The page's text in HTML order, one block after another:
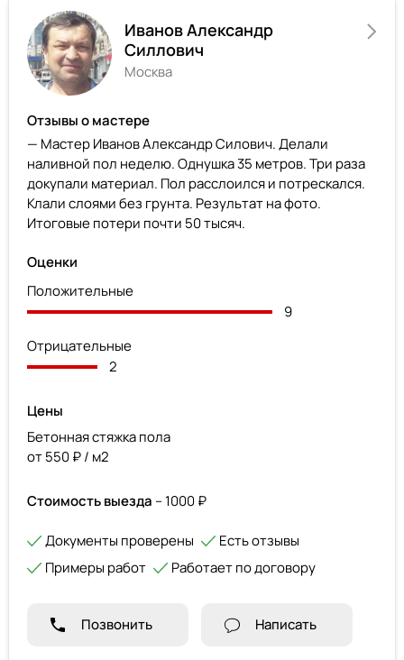
Иванов Александр
Силлович
Москва
Отзывы о мастере
— Мастер Иванов Александр Силович. Делали
наливной пол неделю. Однушка 35 метров. Три раза
докупали материал. Пол расслоился и потрескался.
Клали слоями без грунта. Результат на фото.
Итоговые потери почти 50 тысяч.
Оценки
Положительные
9
Отрицательные
2
Цены
Бетонная стяжка пола
от 550 ₽ / м2
Стоимость выезда – 1000 ₽
Документы проверены
Есть отзывы
Примеры работ
Работает по договору
Позвонить Написать